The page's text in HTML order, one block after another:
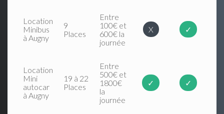
Location
Minibus
à Augny
9
Places
Entre
100€ et
600€ la
journée
X ✓
Location
Mini
autocar
à Augny
19 à 22
Places
Entre
500€ et
1800€
la
journée
✓ ✓